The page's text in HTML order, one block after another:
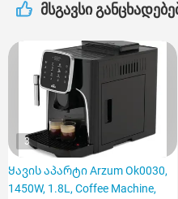
მსგავსი
3
Ყავის აპარტი Arzum Ok0030,
1450W, 1.8L, Coffee Machine,